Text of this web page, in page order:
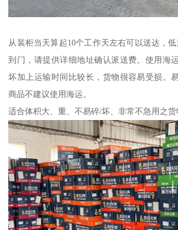
从装柜当天算起10个工作天左右可以送达，
到门，请提供详细地址确认派送费。使用海
坏加上运输时间比较长，货物很容易受损。
商品不建议使用海运。
适合体积大、重、不易碎/坏、非常不急用之货